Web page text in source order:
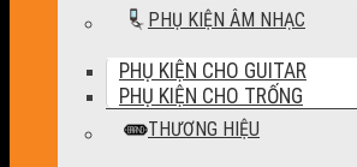
PHỤ KIỆN ÂM NHẠC
PHỤ KIỆN CHO GUITAR
PHỤ KIỆN CHO TRỐNG
THƯƠNG HIỆU